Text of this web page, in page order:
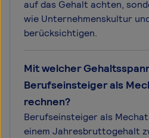
auf das Gehalt achten,
wie Unternehmenskultur
berücksichtigen.
Mit welcher
Berufseinsteiger als
rechnen?
Berufseinsteiger als
einem Jahresbruttogehalt